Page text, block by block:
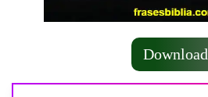
Download